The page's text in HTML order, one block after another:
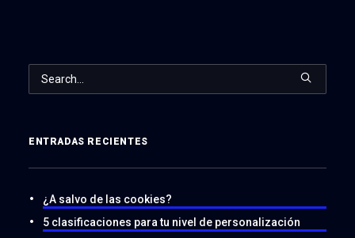
ENTRADAS RECIENTES
¿A salvo de las cookies?
5 clasificaciones para tu nivel de personalización